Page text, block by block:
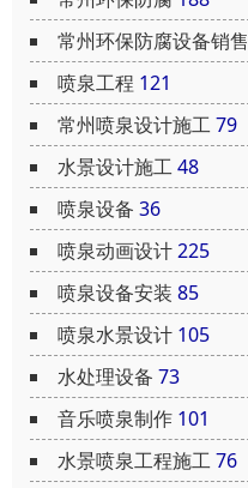
常州环保防腐设备销售
喷泉工程 121
常州喷泉设计施工79
水景设计施工48
喷泉设备 36
喷泉动画设计225
喷泉设备安装 85
喷泉水景设计 105
水处理设备 73
音乐喷泉制作 101
水景喷泉工程施工76